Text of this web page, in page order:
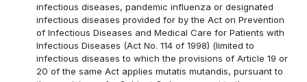
infectious diseases, pandemic influenza or designated
infectious diseases provided for by the Act on Prevention
of Infectious Diseases and Medical Care for Patients with
Infectious Diseases (Act No. 114 of 1998) (limited to
infectious diseases to which the provisions of Article 19 or
20 of the same Act applies mutatis mutandis, pursuant to